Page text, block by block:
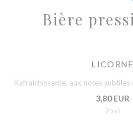
Bière
Rafraîchissante, aux notes
3,80 EUR
25 cl